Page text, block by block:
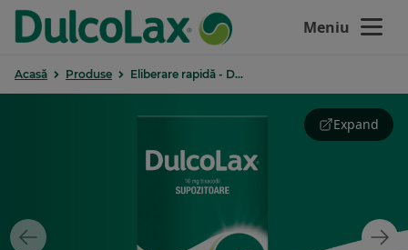
Meniu
Închide
Acasă
Despre constipație
Acasă Produse Eliberare rapidă - DulcoLax
Expand